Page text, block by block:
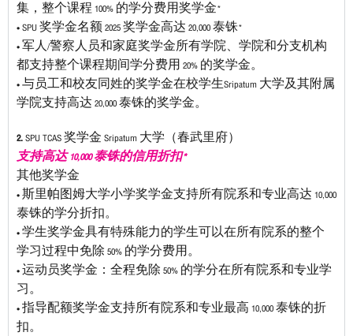
集，整个课程 100% 的学分费用奖学金*
• SPU 奖学金名额 2025 奖学金高达 20,000 泰铢*
• 军人/警察人员和家庭奖学金所有学院、学院和分支机构
都支持整个课程期间学分费用 20% 的奖学金。
• 与员工和校友同姓的奖学金在校学生Sripatum 大学及其附属
学院支持高达 20,000 泰铢的奖学金。
2.SPU TCAS 奖学金 Sripatum 大学（春武里府）
支持高达 10,000 泰铢的信用折扣*
其他奖学金
• 斯里帕图姆大学小学奖学金支持所有院系和专业高达 10,000
泰铢的学分折扣。
• 学生奖学金具有特殊能力的学生可以在所有院系的整个
学习过程中免除 50% 的学分费用。
• 运动员奖学金：全程免除 50% 的学分在所有院系和专业学
习。
• 指导配额奖学金支持所有院系和专业最高 10,000 泰铢的折
扣。